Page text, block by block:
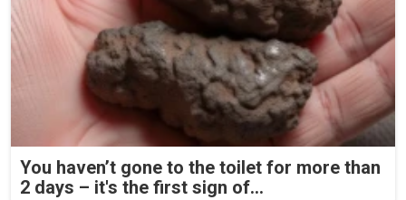
You haven’t gone to the toilet for more than
2 days – it's the first sign of...